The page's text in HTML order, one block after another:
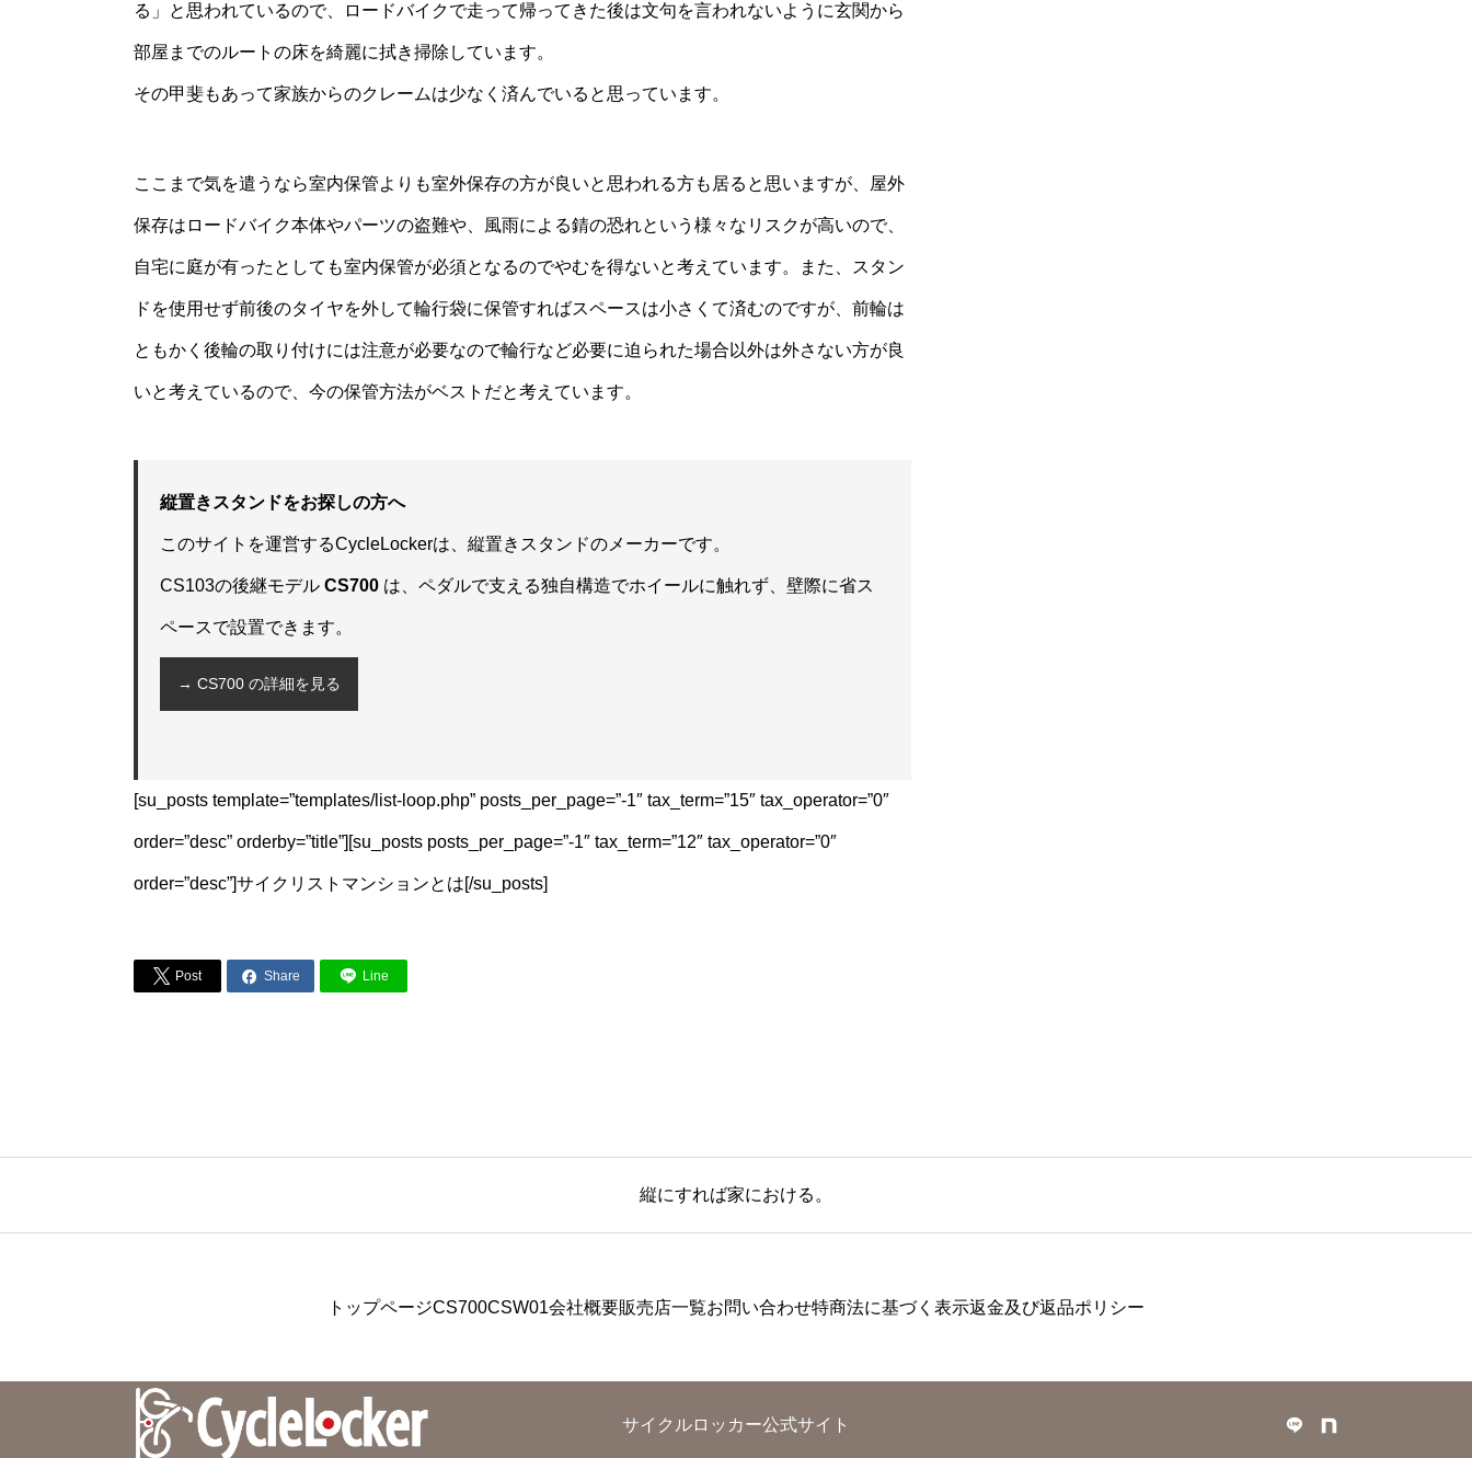
る」と思われているので、ロードバイクで走って帰ってきた後は文句を言われないように玄関から
部屋までのルートの床を綺麗に拭き掃除しています。
その甲斐もあって家族からのクレームは少なく済んでいると思っています。
ここまで気を遣うなら室内保管よりも室外保存の方が良いと思われる方も居ると思いますが、屋外
保存はロードバイク本体やパーツの盗難や、風雨による錆の恐れという様々なリスクが高いので、
自宅に庭が有ったとしても室内保管が必須となるのでやむを得ないと考えています。また、スタン
ドを使用せず前後のタイヤを外して輪行袋に保管すればスペースは小さくて済むのですが、前輪は
ともかく後輪の取り付けには注意が必要なので輪行など必要に迫られた場合以外は外さない方が良
いと考えているので、今の保管方法がベストだと考えています。
縦置きスタンドをお探しの方へ
このサイトを運営するCycleLockerは、縦置きスタンドのメーカーです。
CS103の後継モデル CS700 は、ペダルで支える独自構造でホイールに触れず、壁際に省ス
ペースで設置できます。
→ CS700 の詳細を見る
[su_posts template=”templates/list-loop.php” posts_per_page=”-1″ tax_term=”15″ tax_operator=”0″
order=”desc” orderby=”title”][su_posts posts_per_page=”-1″ tax_term=”12″ tax_operator=”0″
order=”desc”]サイクリストマンションとは[/su_posts]
 Post  Share Line
縦にすれば家における。
トップページCS700CSW01会社概要販売店一覧お問い合わせ特商法に基づく表示返金及び返品ポリシー
サイクルロッカー公式サイト